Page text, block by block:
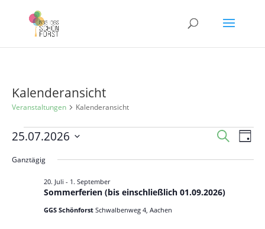
Kalenderansicht
Veranstaltungen Kalenderansicht
Veranstaltungen
25.
2026
und
Suche
Tag
25.07.2026
wählen.
Ganztägig
Sommerferien (bis einschließlich 01.09.2026)
20. Juli - 1. September
GGS Schönforst Schwalbenweg 4, Aachen